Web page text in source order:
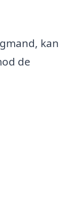
kan
de